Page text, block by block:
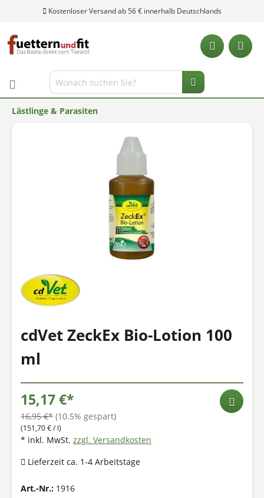
Kostenloser Versand ab 56 € innerhalb Deutschlands
Lästlinge & Parasiten
cdVet ZeckEx Bio-Lotion 100
ml
15,17 €*
16,95 €* (10.5% gespart)
(151,70 € / l)
* inkl. MwSt. zzgl. Versandkosten
Lieferzeit ca. 1-4 Arbeitstage
Art.-Nr.: 1916